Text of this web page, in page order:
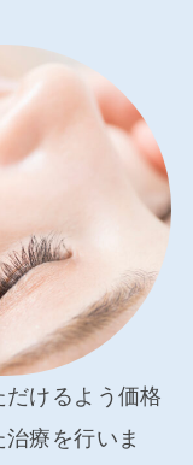
けるよう価格
療を行いま